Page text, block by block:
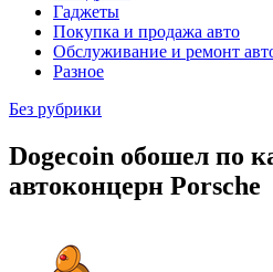
Гаджеты
Покупка и продажа авто
Обслуживание и ремонт
Разное
Без рубрики
Dogecoin обошел по
автоконцерн Porsche